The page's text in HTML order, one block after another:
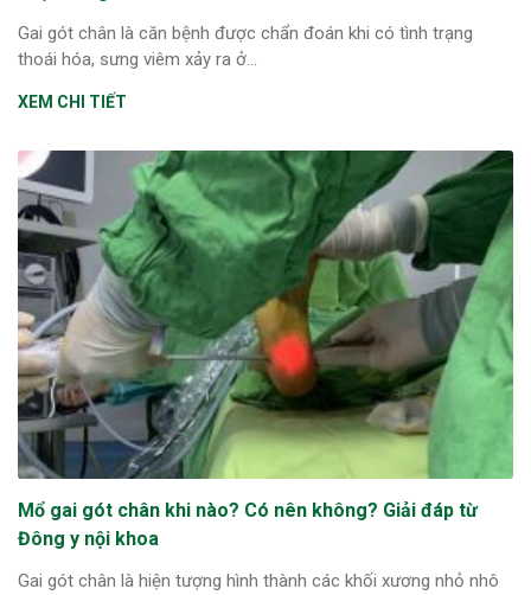
Gai gót chân là căn bệnh được chẩn đoán khi có tình trạng
thoái hóa, sưng viêm xảy ra ở...
XEM CHI TIẾT
Mổ gai gót chân khi nào? Có nên không? Giải đáp từ
Đông y nội khoa
Gai gót chân là hiện tượng hình thành các khối xương nhỏ nhô